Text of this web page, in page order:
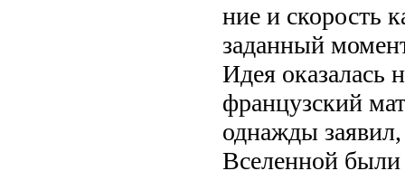
ние и скорость
заданный
Идея оказалась
французский
однажды
Вселенной